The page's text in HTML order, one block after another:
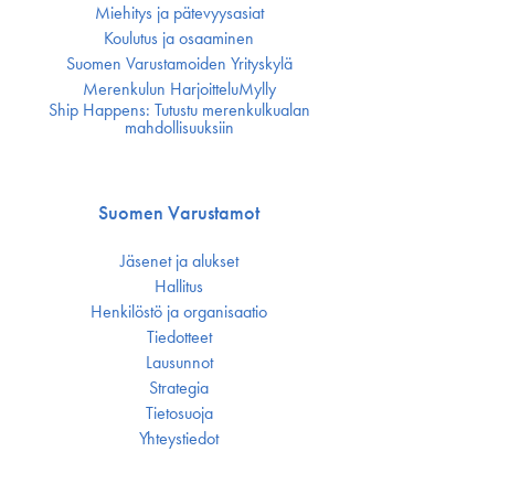
Miehitys ja pätevyys­asiat
Koulutus ja osaaminen
Suomen Varustamoiden Yrityskylä
Merenkulun HarjoitteluMylly
Ship Happens: Tutustu merenkulkualan
mahdollisuuksiin
Suomen Varustamot
Jäsenet ja alukset
Hallitus
Henkilöstö ja organisaatio
Tiedotteet
Lausunnot
Strategia
Tietosuoja
Yhteystiedot